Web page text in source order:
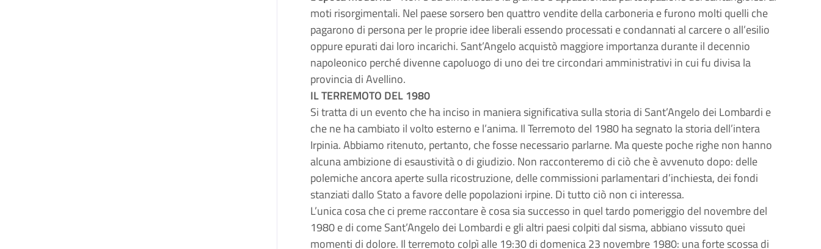
moti risorgimentali. Nel paese sorsero ben quattro vendite della carboneria e furono molti quelli che
pagarono di persona per le proprie idee liberali essendo processati e condannati al carcere o all’esilio
oppure epurati dai loro incarichi. Sant’Angelo acquistò maggiore importanza durante il decennio
napoleonico perché divenne capoluogo di uno dei tre circondari amministrativi in cui fu divisa la
provincia di Avellino.
IL TERREMOTO DEL 1980
Si tratta di un evento che ha inciso in maniera significativa sulla storia di Sant’Angelo dei Lombardi e
che ne ha cambiato il volto esterno e l’anima. Il Terremoto del 1980 ha segnato la storia dell’intera
Irpinia. Abbiamo ritenuto, pertanto, che fosse necessario parlarne. Ma queste poche righe non hanno
alcuna ambizione di esaustività o di giudizio. Non racconteremo di ciò che è avvenuto dopo: delle
polemiche ancora aperte sulla ricostruzione, delle commissioni parlamentari d’inchiesta, dei fondi
stanziati dallo Stato a favore delle popolazioni irpine. Di tutto ciò non ci interessa.
L’unica cosa che ci preme raccontare è cosa sia successo in quel tardo pomeriggio del novembre del
1980 e di come Sant’Angelo dei Lombardi e gli altri paesi colpiti dal sisma, abbiano vissuto quei
momenti di dolore. Il terremoto colpì alle 19:30 di domenica 23 novembre 1980: una forte scossa di